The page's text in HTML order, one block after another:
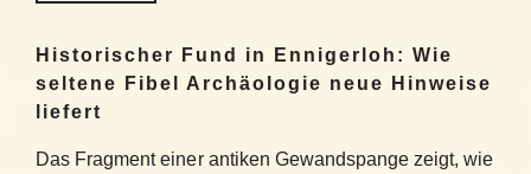
Historischer Fund in Ennigerloh: Wie
seltene Fibel Archäologie neue Hinweise
liefert
Das Fragment einer antiken Gewandspange zeigt, wie